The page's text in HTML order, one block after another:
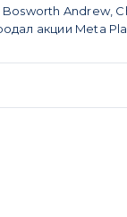
Bosworth Andrew,
акции Meta